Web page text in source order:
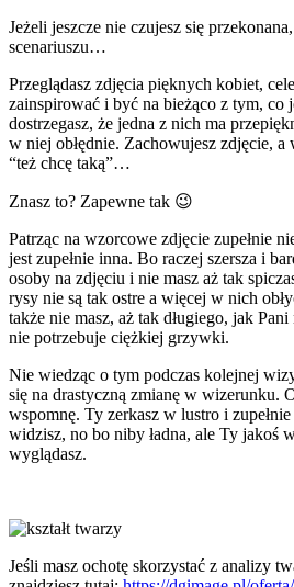
Jeżeli jeszcze nie czujesz się
scenariuszu…
Przeglądasz zdjęcia pięknych kobiet,
zainspirować i być na bieżąco z tym, co
dostrzegasz, że jedna z nich ma
w niej obłędnie. Zachowujesz zdjęcie, a
“też chcę taką”…
Znasz to? Zapewne tak 😉
Patrząc na wzorcowe zdjęcie zupełnie
jest zupełnie inna. Bo raczej szersza i
osoby na zdjęciu i nie masz aż tak
rysy nie są tak ostre a więcej w nich
także nie masz, aż tak długiego, jak
nie potrzebuje ciężkiej grzywki.
Nie wiedząc o tym podczas kolejnej
się na drastyczną zmianę w wizerunku.
wspomnę. Ty zerkasz w lustro i
widzisz, no bo niby ładna, ale Ty jakoś
wyglądasz.
Jeśli masz ochotę skorzystać z analizy